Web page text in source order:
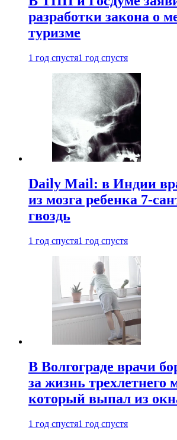
разработки закона о
туризме
1 год спустя1 год спустя
Daily Mail: в Индии
из мозга ребенка 7-
гвоздь
1 год спустя1 год спустя
В Волгограде врачи
за жизнь трехлетнего
который выпал из
1 год спустя1 год спустя